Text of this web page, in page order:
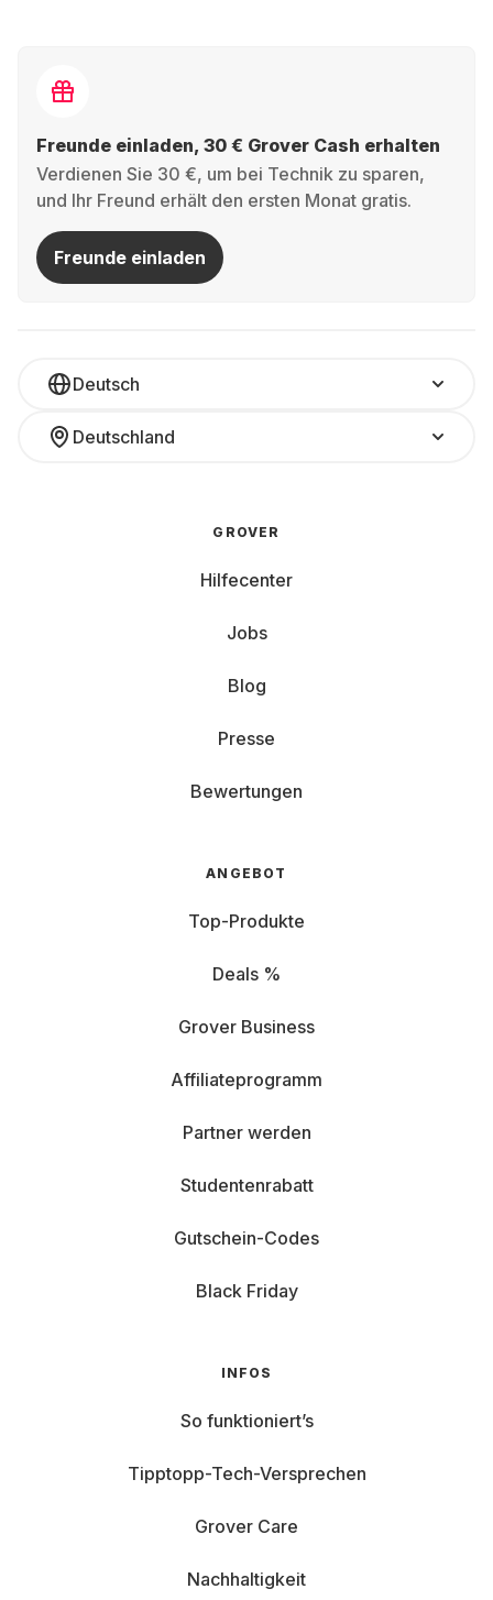
Freunde einladen, 30 € Grover Cash erhalten
Verdienen Sie 30 €, um bei Technik zu sparen,
und Ihr Freund erhält den ersten Monat gratis.
Freunde einladen
Deutsch
Deutschland
GROVER
Hilfecenter
Jobs
Blog
Presse
Bewertungen
ANGEBOT
Top-Produkte
Deals %
Grover Business
Affiliateprogramm
Partner werden
Studentenrabatt
Gutschein-Codes
Black Friday
INFOS
So funktioniert’s
Tipptopp-Tech-Versprechen
Grover Care
Nachhaltigkeit